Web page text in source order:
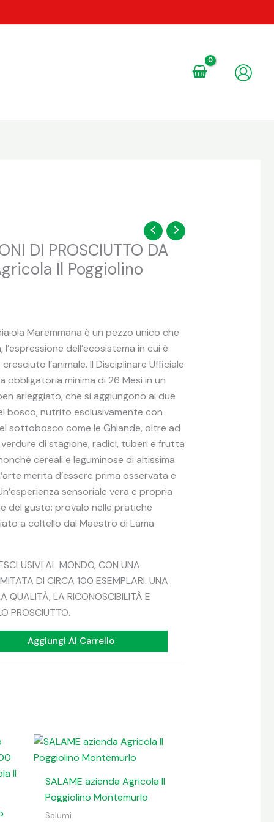
DI PROSCIUTTO DA
Il Poggiolino
Maremmana è un pezzo unico che
dell’ecosistema in cui è
l’animale. Il Disciplinare Ufficiale
obbligatoria minima di 26 Mesi in un
arieggiato, che si aggiungono ai due
bosco, nutrito esclusivamente con
sottobosco come le Ghiande, oltre ad
di stagione, radici, tuberi e frutta
cereali e leguminose di altissima
merita d’essere prima osservata e
sensoriale vera e propria
del gusto: provalo nelle pratiche
a coltello dal Maestro di Lama
AL MONDO, CON UNA
DI CIRCA 100 ESEMPLARI. UNA
QUALITÀ, LA RICONOSCIBILITÀ E
PROSCIUTTO.
Aggiungi Al Carrello
SALAME azienda Agricola Il
Poggiolino Montemurlo
Salumi